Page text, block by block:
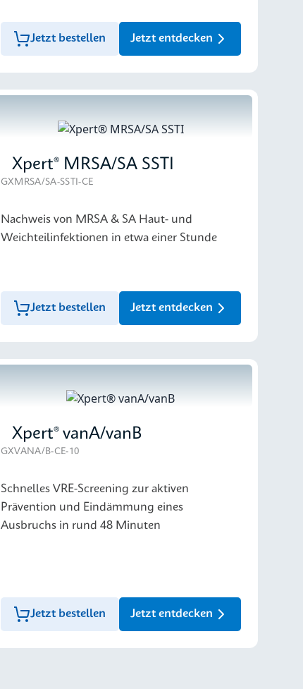
Jetzt bestellen Jetzt entdecken
Xpert® MRSA/SA SSTI
GXMRSA/SA-SSTI-CE
Nachweis von MRSA & SA Haut- und
Weichteilinfektionen in etwa einer Stunde
Jetzt bestellen Jetzt entdecken
Xpert® vanA/vanB
GXVANA/B-CE-10
Schnelles VRE-Screening zur aktiven
Prävention und Eindämmung eines
Ausbruchs in rund 48 Minuten
Jetzt bestellen Jetzt entdecken